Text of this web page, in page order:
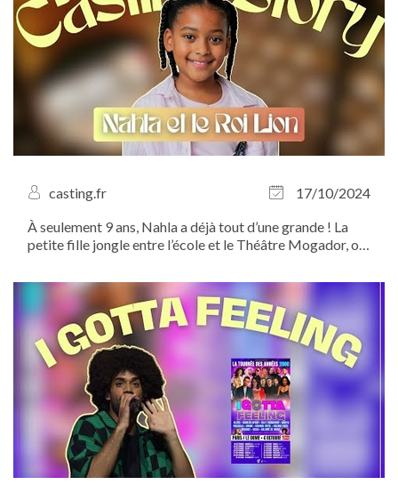
casting.fr
17/10/2024
À seulement 9 ans, Nahla a déjà tout d’une grande ! La
petite fille jongle entre l’école et le Théâtre Mogador, où
Roi Lion”